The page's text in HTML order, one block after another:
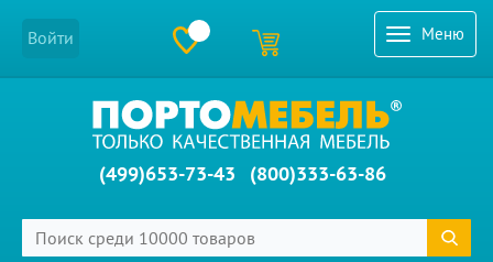
Меню
Войти
(499)653-73-43 (800)333-63-86